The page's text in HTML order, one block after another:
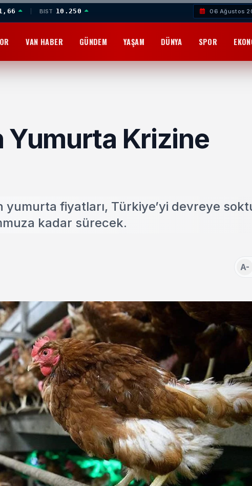
BIST 10.250 06 Ağustos
VAN HABER GÜNDEM YAŞAM DÜNYA SPOR
Yumurta Krizine
yumurta fiyatları, Türkiye’yi devreye
kadar sürecek.
A-